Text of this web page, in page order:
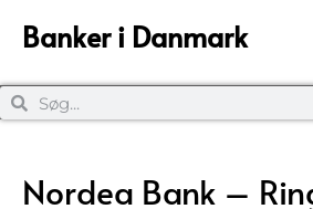
Banker i Danmark
Nordea Bank –